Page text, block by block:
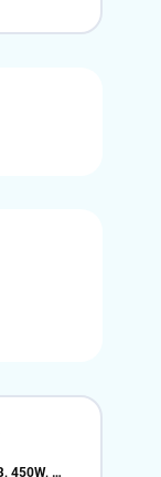
NAPÁJACÍ ZDROJ GIGABYTE P450B, 450W, 80PLUS BRONZE, 12 CM VENTILÁTOR